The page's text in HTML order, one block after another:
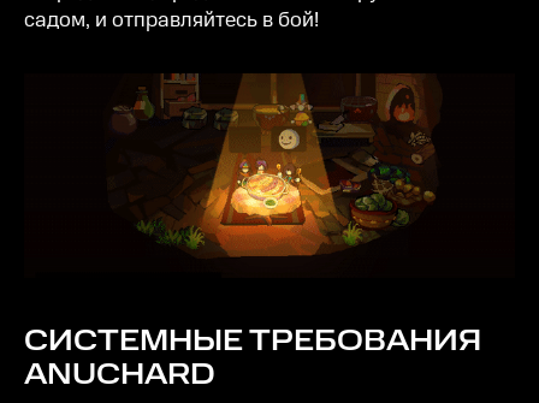
садом, и отправляйтесь в бой!
СИСТЕМНЫЕ ТРЕБОВАНИЯ
ANUCHARD